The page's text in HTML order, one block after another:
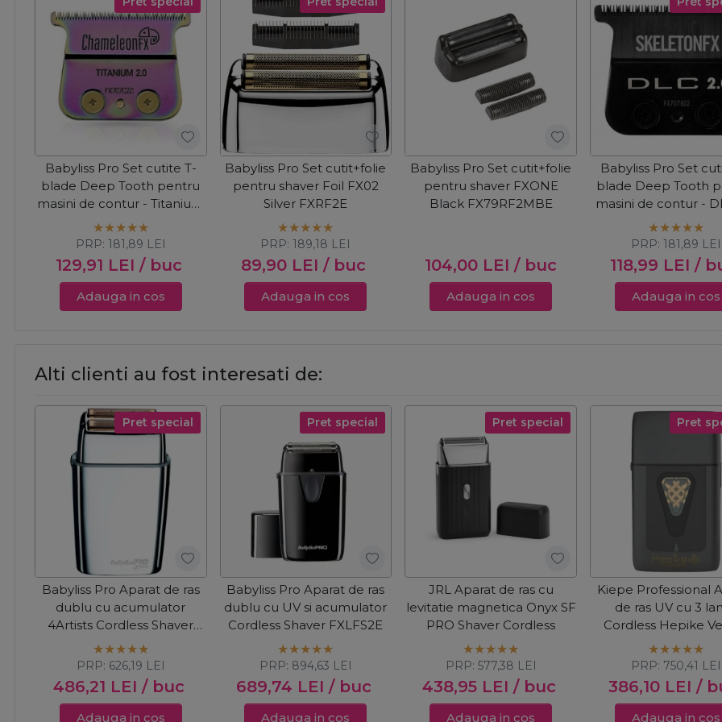
Babyliss Pro Set cutite T-
blade Deep Tooth pentru
masini de contur - Titanium
Chameleon 2.0 FX707C2Z
129,91 LEI / buc
PRP: 181,89 LEI
Adauga in cos
Babyliss Pro Set cutit+folie
pentru shaver Foil FX02
Silver FXRF2E
89,90 LEI / buc
PRP:189,18 LEI
Adauga in cos
Babyliss Pro Set cutit+folie
pentru shaver FXONE
Black FX79RF2MBE
104,00 LEI / buc
Adauga in cos
Babyliss Pro Set
blade Deep Tooth
masini de contur -
FX707BD2
118,99 LEI /
PRP: 181,89 LEI
Adauga in cos
Alti clienti au fost interesati de:
Pret special
Babyliss Pro Aparat de ras
dublu cu acumulator
4Artists Cordless Shaver
Silver FXFS2E
486,21 LEI / buc
PRP: 626,19 LEI
Adauga in cos
Pret special
Babyliss Pro Aparat de ras
dublu cu UV si acumulator
Cordless Shaver FXLFS2E
689,74 LEI / buc
PRP: 894,63 LEI
Adauga in cos
Pret special
JRL Aparat de ras cu
levitatie magnetica Onyx SF
PRO Shaver Cordless
438,95 LEI / buc
PRP: 577,38 LEI
Adauga in cos
Pret
Kiepe Professional
de ras UV cu 3
Cordless Hepike
6362
386,10 LEI /
PRP: 750,41 LEI
Adauga in cos